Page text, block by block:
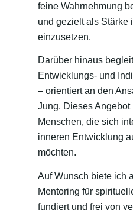
feine Wahrnehmung
und gezielt als Stärke
einzusetzen.
Darüber hinaus
Entwicklungs- und
– orientiert an den
Jung. Dieses Angebot
Menschen, die sich
inneren Entwicklung
möchten.
Auf Wunsch biete ich
Mentoring für
fundiert und frei von